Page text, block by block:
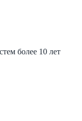
более 10 лет